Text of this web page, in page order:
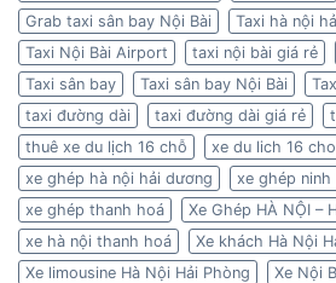
Grab taxi sân bay Nội Bài
Taxi hà nội
Taxi Nội Bài Airport
taxi nội bài giá rẻ
Taxi sân bay
Taxi sân bay Nội Bài
taxi đường dài
taxi đường dài giá rẻ
thuê xe du lịch 16 chỗ
xe du lich 16 cho
xe ghép hà nội hải dương
xe ghép ninh
xe ghép thanh hoá
Xe Ghép HÀ NỘI –
xe hà nội thanh hoá
Xe khách Hà Nội
Xe limousine Hà Nội Hải Phòng
Xe Nội